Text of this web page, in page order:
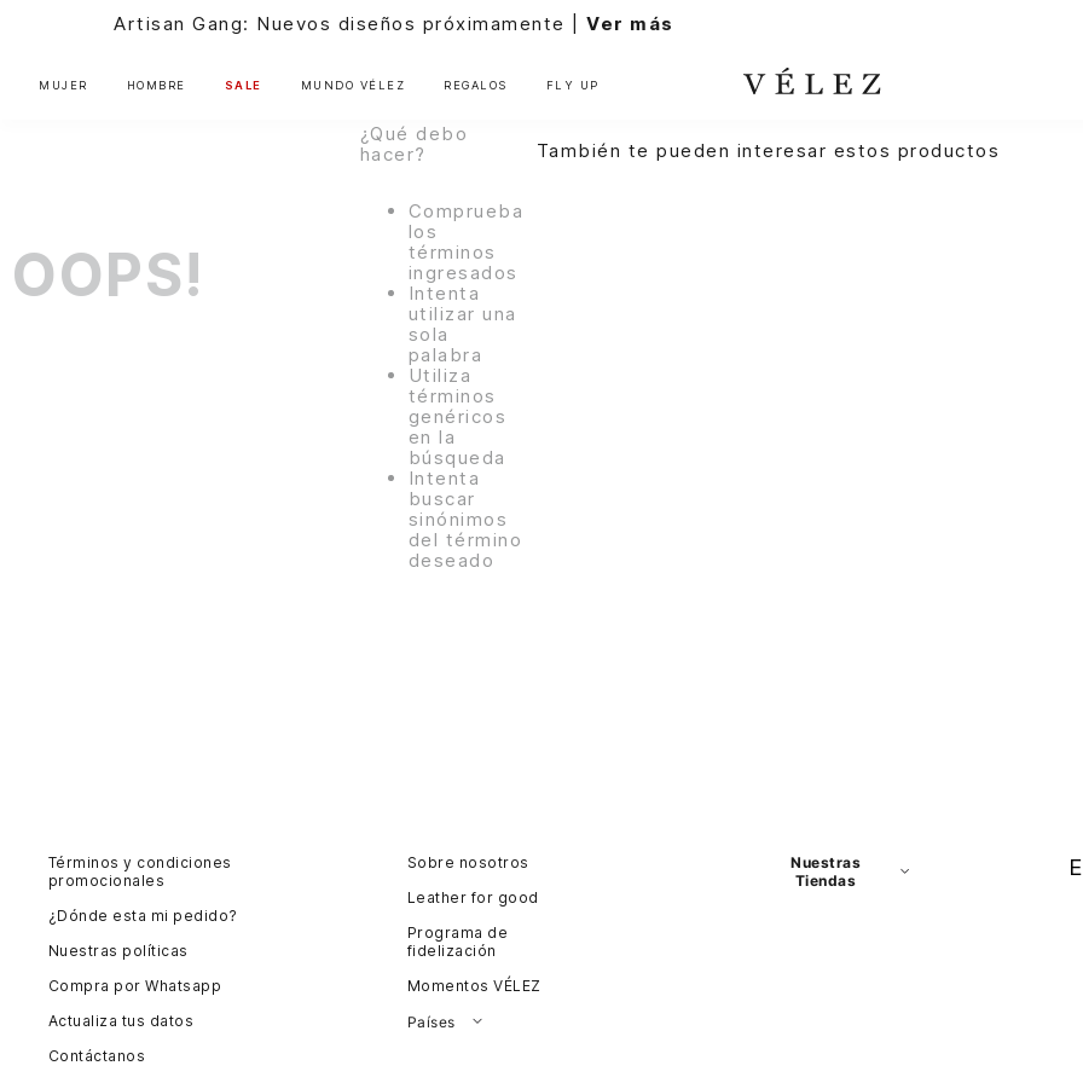
próximamente | Ver más
MUJER HOMBRE SALE MUNDO VÉLEZ REGALOS FLY UP
OOPS!
ningún
resultado para
doble-faz-
1038336-02"
¿Qué debo
hacer?
Comprueba
los
términos
ingresados
Intenta
utilizar una
sola
palabra
Utiliza
términos
genéricos
en la
búsqueda
Intenta
buscar
sinónimos
del término
deseado
También te pueden interesar estos productos
Términos y condiciones
promocionales
¿Dónde esta mi pedido?
Nuestras políticas
Compra por Whatsapp
Actualiza tus datos
Contáctanos
Sobre nosotros
Leather for good
Programa de
fidelización
Momentos VÉLEZ
Países
Nuestras
Tiendas